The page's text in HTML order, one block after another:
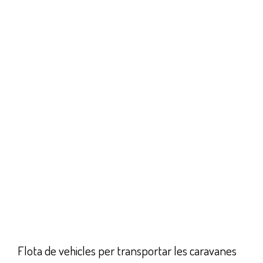
FLOTA
Flota de vehicles per transportar les caravanes